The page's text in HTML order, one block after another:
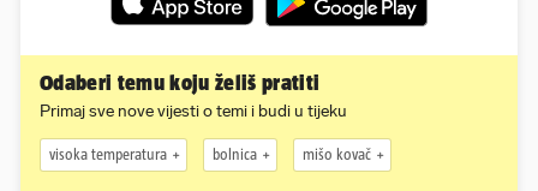
Odaberi temu koju želiš pratiti
Primaj sve nove vijesti o temi i budi u tijeku
visoka temperatura bolnica mišo kovač